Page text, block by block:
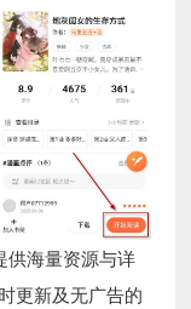
供海量资源与详
更新及无广告的